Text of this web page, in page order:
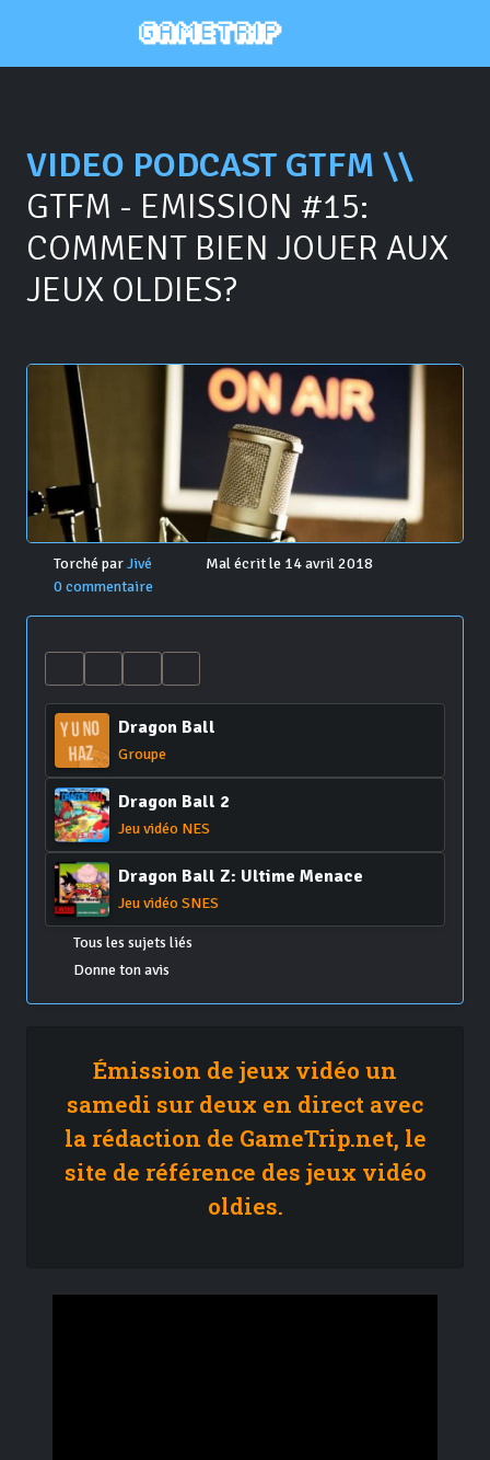
VIDEO PODCAST GTFM \\
GTFM - EMISSION #15:
COMMENT BIEN JOUER AUX
JEUX OLDIES?
Torché parJivé
Mal écrit le 14 avril 2018
0 commentaire
Dragon Ball
Groupe
Dragon Ball 2
Jeu vidéo NES
Dragon Ball Z: Ultime Menace
Jeu vidéo SNES
Tous les sujets liés
Donne ton avis
Émission de jeux vidéo un
samedi sur deux en direct avec
la rédaction de GameTrip.net, le
site de référence des jeux vidéo
oldies.